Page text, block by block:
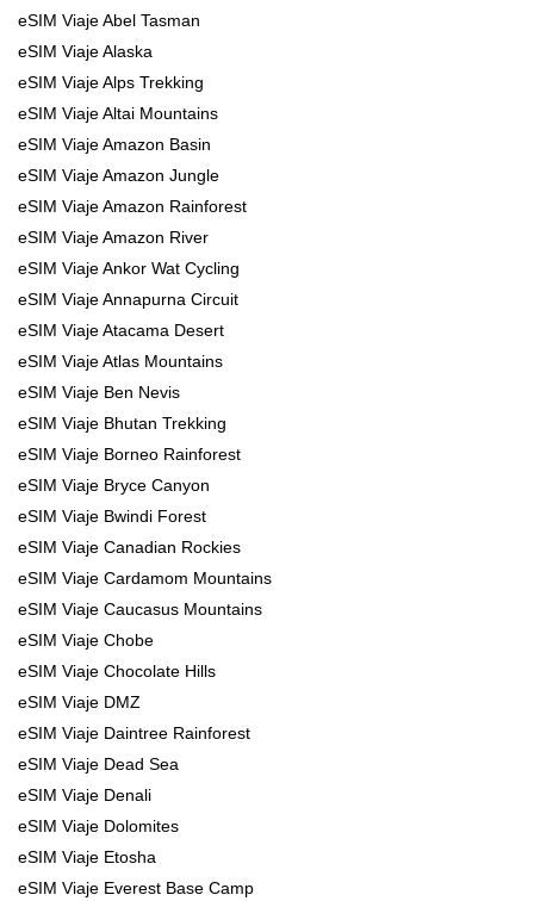
eSIM Viaje Abel Tasman
eSIM Viaje Alaska
eSIM Viaje Alps Trekking
eSIM Viaje Altai Mountains
eSIM Viaje Amazon Basin
eSIM Viaje Amazon Jungle
eSIM Viaje Amazon Rainforest
eSIM Viaje Amazon River
eSIM Viaje Ankor Wat Cycling
eSIM Viaje Annapurna Circuit
eSIM Viaje Atacama Desert
eSIM Viaje Atlas Mountains
eSIM Viaje Ben Nevis
eSIM Viaje Bhutan Trekking
eSIM Viaje Borneo Rainforest
eSIM Viaje Bryce Canyon
eSIM Viaje Bwindi Forest
eSIM Viaje Canadian Rockies
eSIM Viaje Cardamom Mountains
eSIM Viaje Caucasus Mountains
eSIM Viaje Chobe
eSIM Viaje Chocolate Hills
eSIM Viaje DMZ
eSIM Viaje Daintree Rainforest
eSIM Viaje Dead Sea
eSIM Viaje Denali
eSIM Viaje Dolomites
eSIM Viaje Etosha
eSIM Viaje Everest Base Camp